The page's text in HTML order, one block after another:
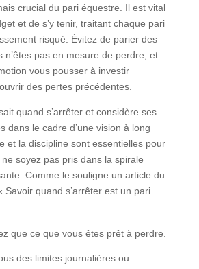
crucial du pari équestre. Il est vital
et de s’y tenir, traitant chaque pari
risqué. Évitez de parier des
n’êtes pas en mesure de perdre, et
vous pousser à investir
des pertes précédentes.
quand s’arrêter et considère ses
dans le cadre d’une vision à long
et la discipline sont essentielles pour
soyez pas pris dans la spirale
Comme le souligne un article du
Savoir quand s’arrêter est un pari
que ce que vous êtes prêt à perdre.
des limites journalières ou